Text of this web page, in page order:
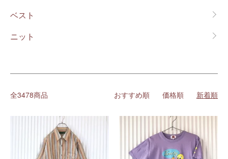
ベスト
ニット
全3478商品 おすすめ順 価格順 新着順